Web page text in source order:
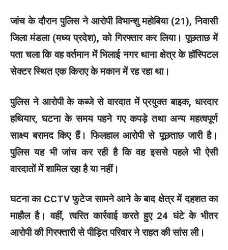
जांच के दौरान पुलिस ने आरोपी विभान्शु महोबिया (21), निवासी
जिला मंडला (मध्य प्रदेश), को गिरफ्तार कर लिया। पूछताछ में
पता चला कि वह वर्तमान में भिलाई नगर थाना क्षेत्र के हॉस्पिटल
सेक्टर स्थित एक किराए के मकान में रह रहा था।
पुलिस ने आरोपी के कब्जे से वारदात में प्रयुक्त बाइक, धारदार
हथियार, घटना के समय पहने गए कपड़े तथा अन्य महत्वपूर्ण
साक्ष्य बरामद किए हैं। फिलहाल आरोपी से पूछताछ जारी है।
पुलिस यह भी जांच कर रही है कि वह इससे पहले भी ऐसी
वारदातों में शामिल रहा है या नहीं।
घटना का CCTV फुटेज सामने आने के बाद क्षेत्र में दहशत का
माहौल है। वहीं, त्वरित कार्रवाई करते हुए 24 घंटे के भीतर
आरोपी की गिरफ्तारी से पीड़ित परिवार ने राहत की सांस ली।